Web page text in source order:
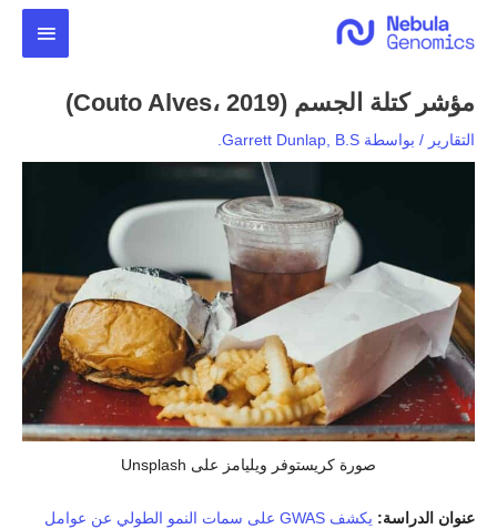
المحتوى
مؤشر كتلة الجسم (Couto Alves، 2019)
التقارير / بواسطة Garrett Dunlap, B.S.
صورة كريستوفر ويليامز على Unsplash
عنوان الدراسة:
يكشف GWAS على سمات النمو الطولي عن عوامل